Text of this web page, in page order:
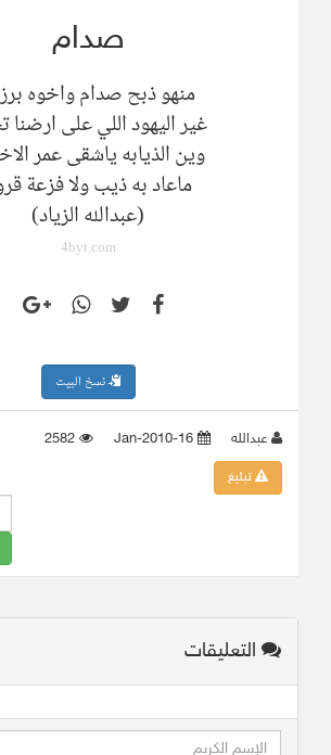
صدام
منهو ذبح صدام واخوه
غير اليهود اللي على ارضنا
وين الذيابه ياشقى عمر
ماعاد به ذيب ولا فزعة
(عبدالله الزياد)
4byt.com
نسخ البيت
عبدالله
تبليغ
التعليقات